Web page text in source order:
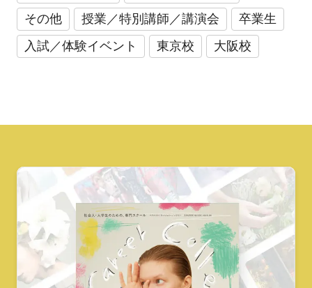
その他
授業／特別講師／講演会
卒業生
入試／体験イベント
東京校 大阪校